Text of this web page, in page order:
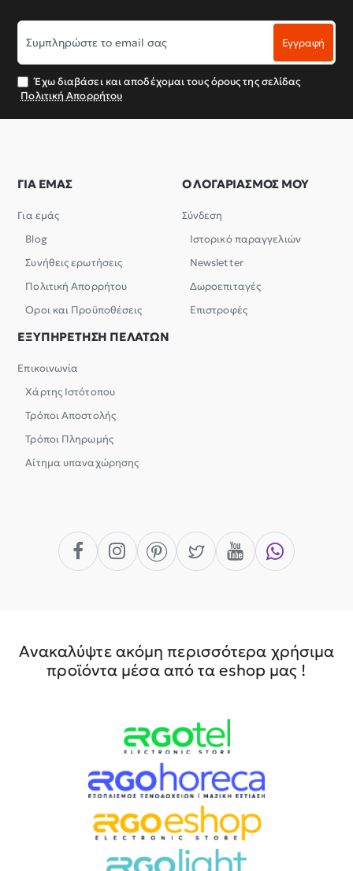
Συμπληρώστε
το
email
σας
Εγγραφή
Έχω διαβάσει και αποδέχομαι τους όρους της σελίδας
Πολιτική Απορρήτου
ΓΙΑ ΕΜΑΣ
Για εμάς
Blog
Συνήθεις ερωτήσεις
Πολιτική Απορρήτου
Όροι και Προϋποθέσεις
Ο ΛΟΓΑΡΙΑΣΜΟΣ ΜΟΥ
Σύνδεση
Ιστορικό παραγγελιών
Newsletter
Δωροεπιταγές
Επιστροφές
ΕΞΥΠΗΡΕΤΗΣΗ ΠΕΛΑΤΩΝ
Επικοινωνία
Χάρτης Ιστότοπου
Τρόποι Αποστολής
Τρόποι Πληρωμής
Αίτημα υπαναχώρησης
Ανακαλύψτε ακόμη περισσότερα χρήσιμα
προϊόντα μέσα από τα eshop μας !